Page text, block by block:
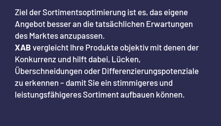
Ziel der Sortimentsoptimierung ist es, das eigene
Angebot besser an die tatsächlichen Erwartungen
des Marktes anzupassen.
XAB vergleicht Ihre Produkte objektiv mit denen der
Konkurrenz und hilft dabei, Lücken,
Überschneidungen oder Differenzierungspotenziale
zu erkennen – damit Sie ein stimmigeres und
leistungsfähigeres Sortiment aufbauen können.